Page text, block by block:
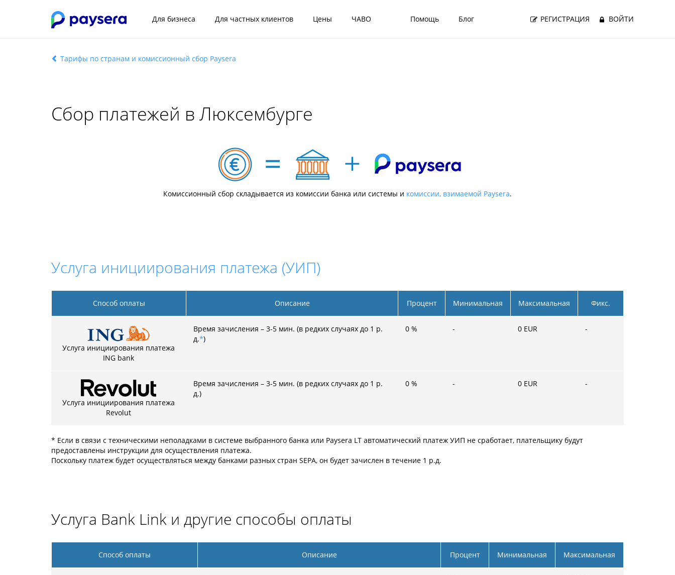
Для бизнеса Для частных клиентов Цены ЧАВО Помощь Блог РЕГИСТРАЦИЯ ВОЙТИ
Тарифы по странам и комиссионный сбор Paysera
Сбор платежей в Люксембурге
Комиссионный сбор складывается из комиссии банка или системы и комиссии, взимаемой Paysera.
Услуга инициирования платежа (УИП)
Способ оплаты Описание Процент Минимальная Максимальная Фикс.
Услуга инициирования платежа
ING bank
Время зачисления – 3-5 мин. (в редких случаях до 1 р.
д.*)
0 % - 0 EUR -
Услуга инициирования платежа
Revolut
Время зачисления – 3-5 мин. (в редких случаях до 1 р.
д.)
0 % - 0 EUR -
* Если в связи с техническими неполадками в системе выбранного банка или Paysera LT автоматический платеж УИП не сработает, плательщику будут
предоставлены инструкции для осуществления платежа.
Поскольку платеж будет осуществляться между банками разных стран SEPA, он будет зачислен в течение 1 р.д.
Услуга Bank Link и другие способы оплаты
Способ оплаты Описание Процент Минимальная Максимальная